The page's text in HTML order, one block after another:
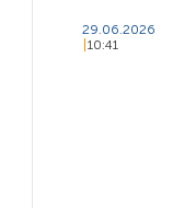
29.06.2026
10:41